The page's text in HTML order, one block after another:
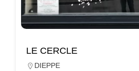
LE CERCLE
DIEPPE